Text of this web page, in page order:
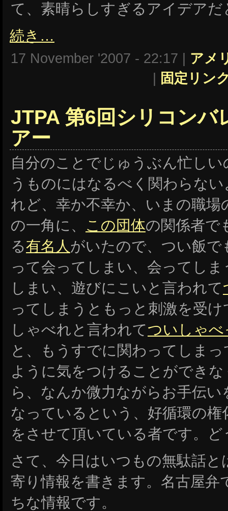
て、素晴らしすぎるアイデアだ
続き…
17 November '2007 - 22:17 | アメ
固定リン
JTPA 第6回シリコンバ
アー
自分のことでじゅうぶん忙し
うものにはなるべく関わらな
れど、幸か不幸か、いまの職
の一角に、 この団体の関係者で
る有名人 がいたので、つい飯
って会ってしまい、会ってし
しまい、遊びにこいと言われて
ってしまうともっと刺激を受
しゃべれと言われてついしゃ
と、もうすでに関わってしま
ように気をつけることができ
ら、なんか微力ながらお手伝
なっているという、好循環の
をさせて頂いている者です。ど
さて、今日はいつもの無駄話
寄り情報を書きます。名古屋弁
ちな情報です。